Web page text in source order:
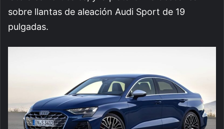
sobre llantas de aleación Audi Sport de 19
pulgadas.